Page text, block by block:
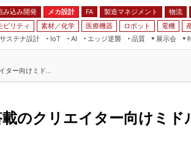
み込み開発 メカ設計 FA 製造マネジメント 物流
ビリティ 素材／化学 医療機器 ロボット 電機
サステナ設計
IoT
AI
エッジ逆襲 品質
展示会
JIMTOF
IIFES
フィールドサービス
FA
モビリティ
ター向けミド...
のクリエイター向けミド